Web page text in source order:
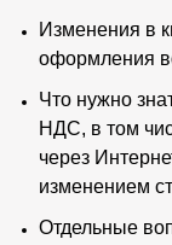
Изменения в
оформления
Что нужно
НДС, в том
через
изменением
Отдельные